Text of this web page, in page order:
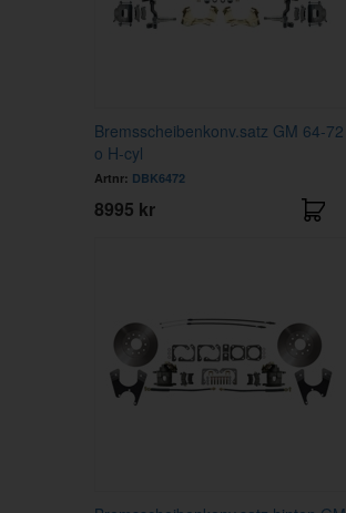
Bremsscheibenkonv.satz GM 64-72
o H-cyl
Artnr: DBK6472
8995 kr